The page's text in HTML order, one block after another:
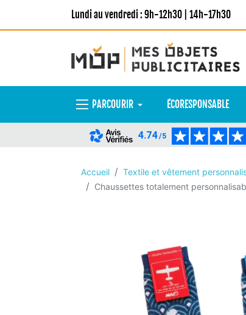
Lundi au vendredi : 9h-12h30 | 14h-17h30
PARCOURIR ÉCORESPONSABLE
4.74/5
Accueil Textile et vêtement
Chaussettes totalement